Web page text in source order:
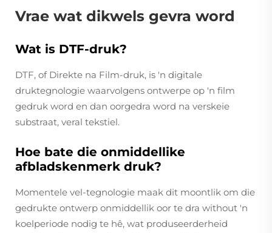
Vrae wat dikwels gevra word
Wat is DTF-druk?
DTF, of Direkte na Film-druk, is 'n digitale
druktegnologie waarvolgens ontwerpe op 'n film
gedruk word en dan oorgedra word na verskeie
substraat, veral tekstiel.
Hoe bate die onmiddellike
afbladskenmerk druk?
Momentele vel-tegnologie maak dit moontlik om die
gedrukte ontwerp onmiddellik oor te dra without 'n
koelperiode nodig te hê, wat produseerderheid